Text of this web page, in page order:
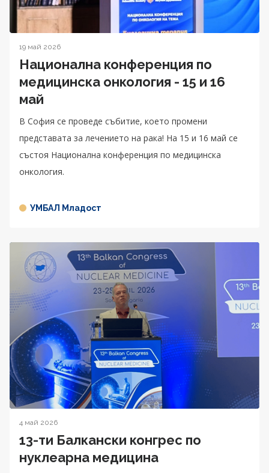
19 май 2026
Национална конференция по
медицинска онкология - 15 и 16
май
В София се проведе събитие, което промени
представата за лечението на рака! На 15 и 16 май се
състоя Национална конференция по медицинска
онкология.
УМБАЛ Младост
4 май 2026
13-ти Балкански конгрес по
нуклеарна медицина